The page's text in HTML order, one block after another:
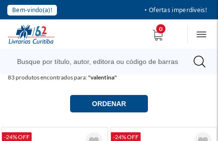
Bem-vindo(a)! • Ofertas imperdíveis!
0
83produtos encontrados para:"valentina"
ORDENAR
-24% OFF -24% OFF